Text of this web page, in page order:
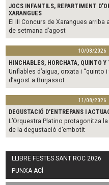
JOCS INFANTILS, REPARTIMENT
XARANGUES
El III Concurs de Xarangues
de setmana d’agost
10/08/2026
HINCHABLES, HORCHATA, QUINTO Y
Unflables d’aigua, orxata i “quinto
d’agost a Burjassot
11/08/2026
DEGUSTACIÓ D'ENTREPANS I
L’Orquestra Platino protagonitza
de la degustació d’embotit
LLIBRE FESTES SANT ROC 2026
PUNXA ACÍ